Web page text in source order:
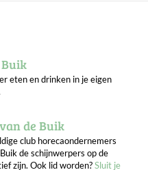
eten en drinken in je eigen
de Buik
club horecaondernemers
de schijnwerpers op de
zijn. Ook lid worden?Sluit je